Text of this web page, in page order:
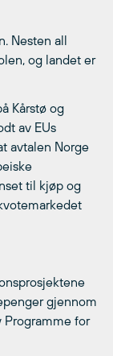
Nesten all
og landet er
Kårstø og
av EUs
avtalen Norge
til kjøp og
gjennom
Programme for